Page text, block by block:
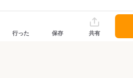
行った 保存 共有